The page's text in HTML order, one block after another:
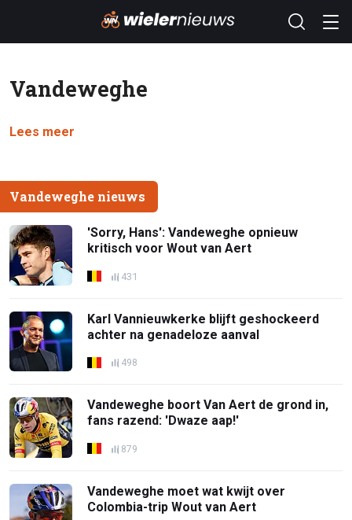
Vandeweghe
Lees meer
Vandeweghe nieuws
'Sorry, Hans': Vandeweghe opnieuw
kritisch voor Wout van Aert
431
Karl Vannieuwkerke blijft geshockeerd
achter na genadeloze aanval
498
Vandeweghe boort Van Aert de grond in,
fans razend: 'Dwaze aap!'
879
Vandeweghe moet wat kwijt over
Colombia-trip Wout van Aert